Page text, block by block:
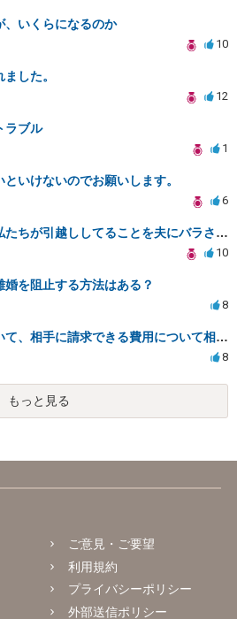
、いくらになるのか
10
した。
12
ラブル
1
いけないのでお願いします。
6
相手側の弁護士に私たちが引越ししてることを夫にバラされました。
10
を阻止する方法はある？
8
娘の妊娠問題について、相手に請求できる費用について相談したい
8
もっと見る
ご意見・ご要望
利用規約
プライバシーポリシー
外部送信ポリシー